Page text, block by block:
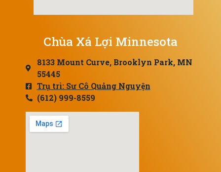
Chùa Xá Lợi Minnesota
8133 Mount Curve, Brooklyn Park, MN
55445
Trụ trì: Sư Cô Quảng Nguyện
(612) 999-8559